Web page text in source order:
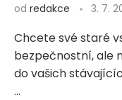
od redakce 3. 7.
Chcete své staré
bezpečnostní, ale
do vašich
…